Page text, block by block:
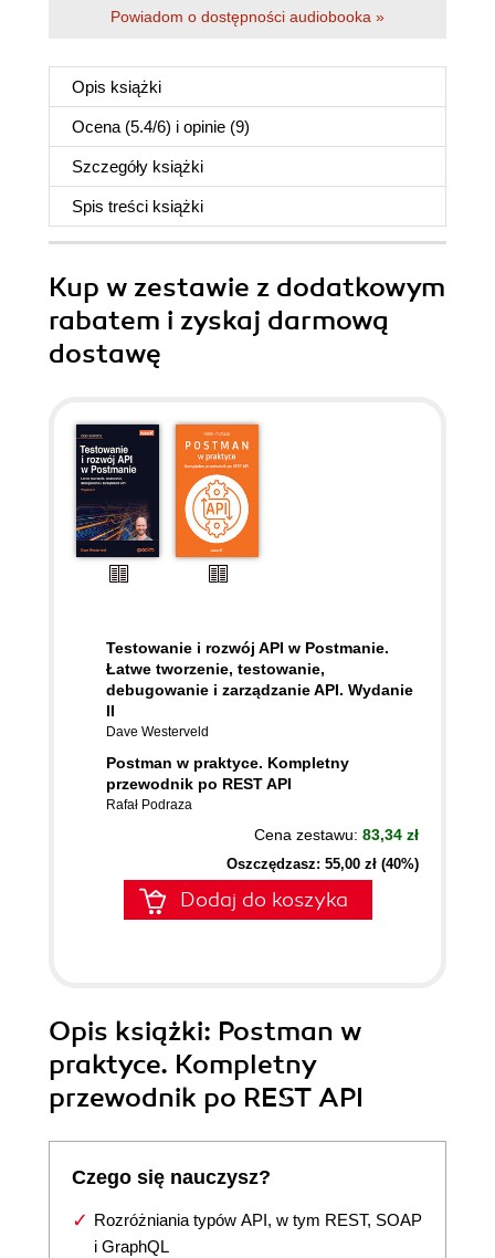
Powiadom o dostępności audiobooka »
Opis książki
Ocena (5.4/6) i opinie (9)
Szczegóły książki
Spis treści książki
Kup w zestawie z dodatkowym
rabatem i zyskaj darmową
dostawę
Testowanie i rozwój API w Postmanie.
Łatwe tworzenie, testowanie,
debugowanie i zarządzanie API. Wydanie
II
Dave Westerveld
Postman w praktyce. Kompletny
przewodnik po REST API
Rafał Podraza
Cena zestawu: 83,34 zł
Oszczędzasz: 55,00 zł (40%)
Dodaj do koszyka
Opis książki: Postman w
praktyce. Kompletny
przewodnik po REST API
Czego się nauczysz?
Rozróżniania typów API, w tym REST, SOAP
i GraphQL